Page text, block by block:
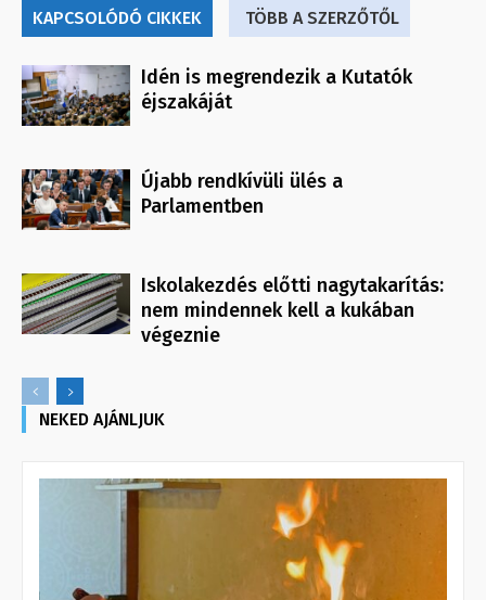
KAPCSOLÓDÓ CIKKEK TÖBB A SZERZŐTŐL
Idén is megrendezik a Kutatók
éjszakáját
Újabb rendkívüli ülés a
Parlamentben
Iskolakezdés előtti nagytakarítás:
nem mindennek kell a kukában
végeznie
NEKED AJÁNLJUK